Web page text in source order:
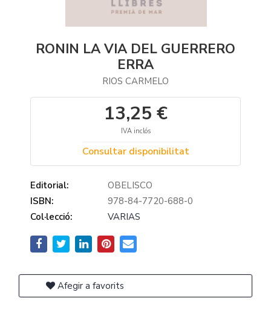
RONIN LA VIA DEL GUERRERO
ERRA
RIOS CARMELO
13,25 €
IVA inclós
Consultar disponibilitat
Editorial:
OBELISCO
ISBN:
978-84-7720-688-0
Col·lecció:
VARIAS
Afegir a favorits